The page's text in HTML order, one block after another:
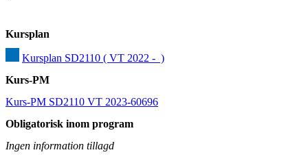
Kursplan
Kursplan SD2110 ( VT 2022 -  )
Kurs-PM
Kurs-PM SD2110 VT 2023-60696
Obligatorisk inom program
Ingen information tillagd